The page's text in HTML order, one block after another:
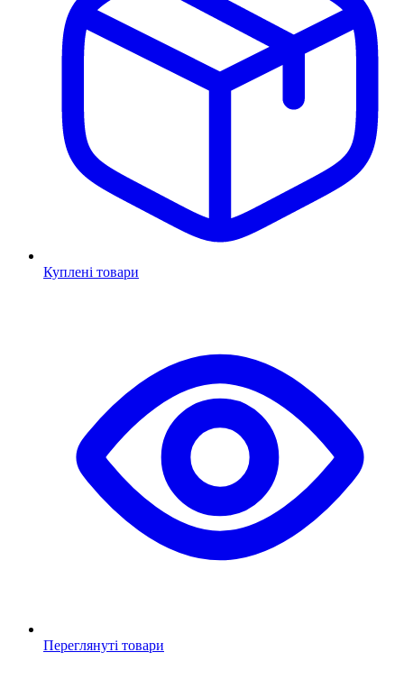
Куплені товари
Переглянуті товари